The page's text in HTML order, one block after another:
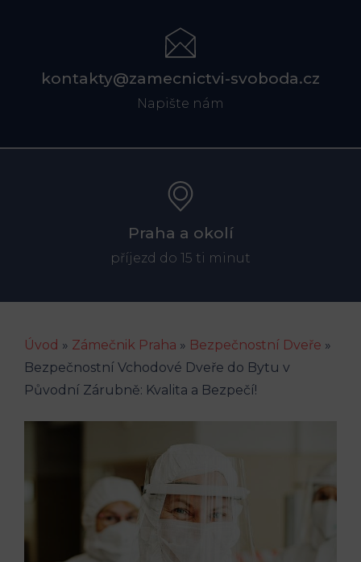
kontakty@zamecnictvi-svoboda.cz
Napište nám
Praha a okolí
příjezd do 15 ti minut
Úvod » Zámečnik Praha » Bezpečnostní Dveře »
Bezpečnostní Vchodové Dveře do Bytu v
Původní Zárubně: Kvalita a Bezpečí!